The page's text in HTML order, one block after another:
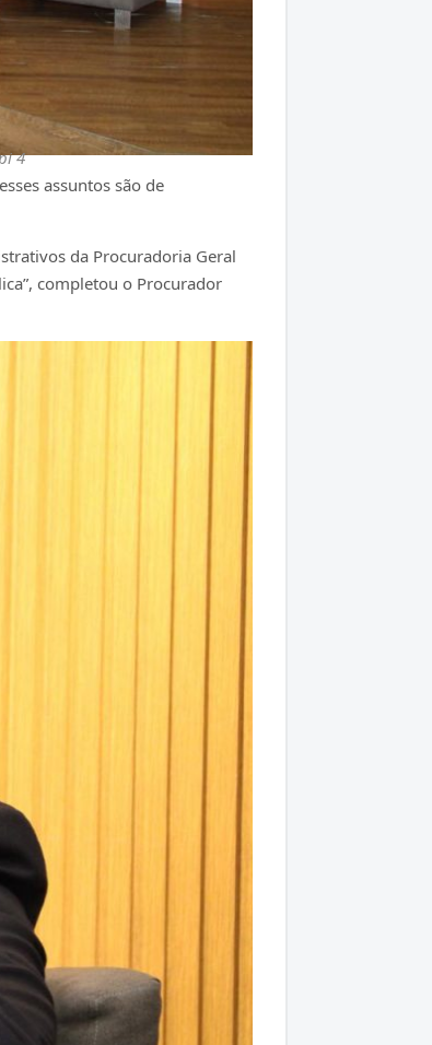
4
assuntos são de
da Procuradoria Geral
completou o Procurador